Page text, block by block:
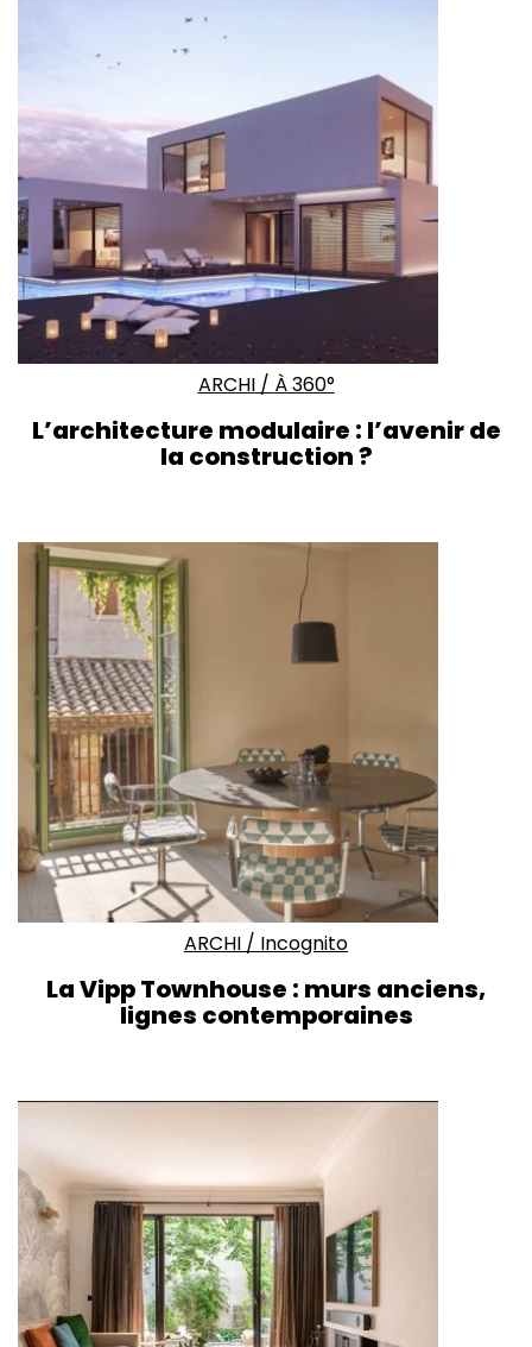
ARCHI/ À 360°
L’architecture modulaire : l’avenir de
la construction ?
ARCHI / Incognito
La Vipp Townhouse : murs anciens,
lignes contemporaines